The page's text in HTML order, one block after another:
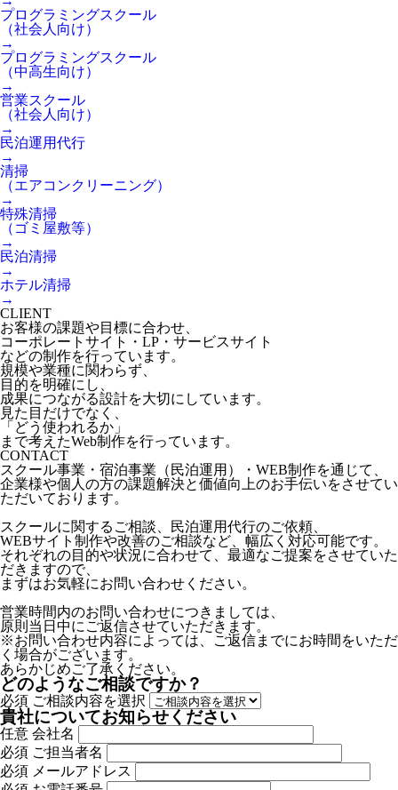
プログラミングスクール
（社会人向け）
→
プログラミングスクール
（中高生向け）
→
営業スクール
（社会人向け）
→
民泊運用代行
→
清掃
（エアコンクリーニング）
→
特殊清掃
（ゴミ屋敷等）
→
民泊清掃
→
ホテル清掃
→
CLIENT
お客様の課題や目標に合わせ、
コーポレートサイト・LP・サービスサイト
などの制作を行っています。
規模や業種に関わらず、
目的を明確にし、
成果につながる設計を大切にしています。
見た目だけでなく、
「どう使われるか」
まで考えたWeb制作を行っています。
CONTACT
スクール事業・宿泊事業（民泊運用）・WEB制作を通じて、
企業様や個人の方の課題解決と価値向上のお手伝いをさせてい
ただいております。
スクールに関するご相談、民泊運用代行のご依頼、
WEBサイト制作や改善のご相談など、幅広く対応可能です。
それぞれの目的や状況に合わせて、最適なご提案をさせていた
だきますので、
まずはお気軽にお問い合わせください。
営業時間内のお問い合わせにつきましては、
原則当日中にご返信させていただきます。
※お問い合わせ内容によっては、ご返信までにお時間をいただ
く場合がございます。
あらかじめご了承ください。
どのようなご相談ですか？
必須 ご相談内容を選択
貴社についてお知らせください
任意 会社名
必須 ご担当者名
必須 メールアドレス